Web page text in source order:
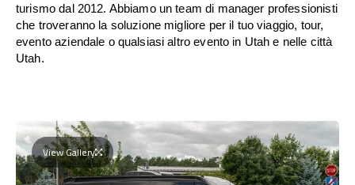
turismo dal 2012. Abbiamo un team di manager professionisti
che troveranno la soluzione migliore per il tuo viaggio, tour,
evento aziendale o qualsiasi altro evento in Utah e nelle città
Utah.
View Gallery